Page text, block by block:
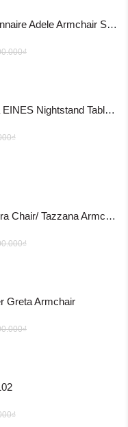
Ghế Thư Giãn Visionnaire Adele Armchair SFD11
Tab Giường Bọc Da EINES Nightstand Table TG122
Ghế Thư Giãn Almora Chair/ Tazzana Armchair GTG11
Greta Armchair